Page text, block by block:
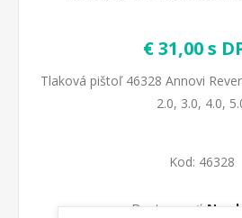
€ 31,00 s
Tlaková pištoľ 46328 Annovi
2.0, 3.0, 4.0,
Kod: 46328
Dostupnosť: Na